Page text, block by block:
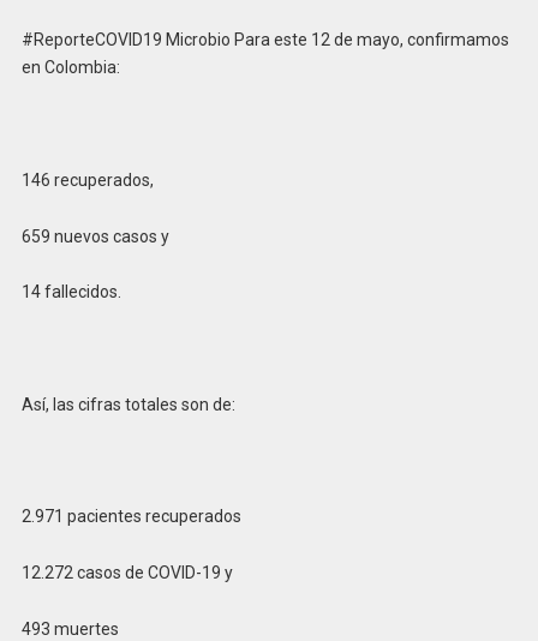
#ReporteCOVID19 Microbio Para este 12 de mayo, confirmamos
en Colombia:
146 recuperados,
659 nuevos casos y
14 fallecidos.
Así, las cifras totales son de:
2.971 pacientes recuperados
12.272 casos de COVID-19 y
493 muertes